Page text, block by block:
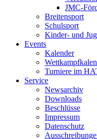
JMC-
Breitensport
Schulsport
Kinder- und
Events
Kalender
Turniere im
Service
Newsarchiv
Downloads
Beschlüsse
Impressum
Datenschutz